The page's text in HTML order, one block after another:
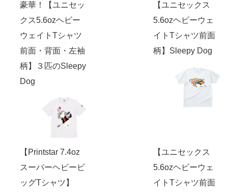
豪華！【ユニセッ
クス5.6ozヘビー
ウェイトTシャツ
前面・背面・左袖
柄】３匹のSleepy
Dog
【ユニセックス
5.6ozヘビーウェ
イトTシャツ前面
柄】Sleepy Dog
【Printstar 7.4oz
スーパーヘビービ
ッグTシャツ】
【ユニセックス
5.6ozヘビーウェ
イトTシャツ前面